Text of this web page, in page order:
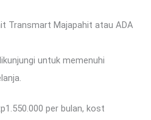
Transmart Majapahit atau ADA
untuk memenuhi
per bulan, kost